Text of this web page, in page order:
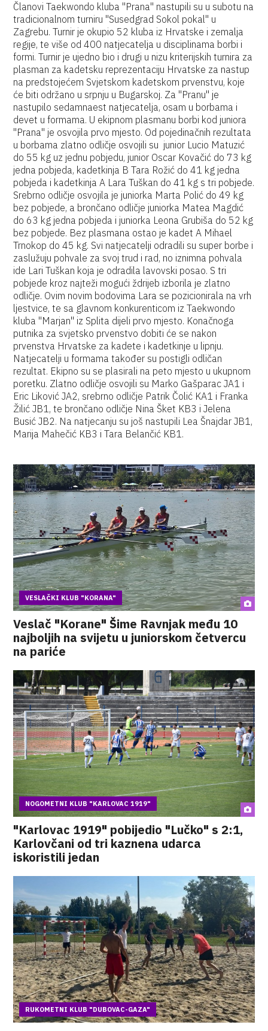
Članovi Taekwondo kluba "Prana" nastupili su u subotu na
tradicionalnom turniru "Susedgrad Sokol pokal" u
Zagrebu. Turnir je okupio 52 kluba iz Hrvatske i zemalja
regije, te više od 400 natjecatelja u disciplinama borbi i
formi. Turnir je ujedno bio i drugi u nizu kriterijskih turnira za
plasman za kadetsku reprezentaciju Hrvatske za nastup
na predstojećem Svjetskom kadetskom prvenstvu, koje
će biti održano u srpnju u Bugarskoj. Za "Pranu" je
nastupilo sedamnaest natjecatelja, osam u borbama i
devet u formama. U ekipnom plasmanu borbi kod juniora
"Prana" je osvojila prvo mjesto. Od pojedinačnih rezultata
u borbama zlatno odličje osvojili su junior Lucio Matuzić
do 55 kg uz jednu pobjedu, junior Oscar Kovačić do 73 kg
jedna pobjeda, kadetkinja B Tara Rožić do 41 kg jedna
pobjeda i kadetkinja A Lara Tuškan do 41 kg s tri pobjede.
Srebrno odličje osvojila je juniorka Marta Polić do 49 kg
bez pobjede, a brončano odličje juniorka Matea Magdić
do 63 kg jedna pobjeda i juniorka Leona Grubiša do 52 kg
bez pobjede. Bez plasmana ostao je kadet A Mihael
Trnokop do 45 kg. Svi natjecatelji odradili su super borbe i
zaslužuju pohvale za svoj trud i rad, no iznimna pohvala
ide Lari Tuškan koja je odradila lavovski posao. S tri
pobjede kroz najteži mogući ždrijeb izborila je zlatno
odličje. Ovim novim bodovima Lara se pozicionirala na vrh
ljestvice, te sa glavnom konkurenticom iz Taekwondo
kluba "Marjan" iz Splita dijeli prvo mjesto. Konačnoga
putnika za svjetsko prvenstvo dobiti će se nakon
prvenstva Hrvatske za kadete i kadetkinje u lipnju.
Natjecatelji u formama također su postigli odličan
rezultat. Ekipno su se plasirali na peto mjesto u ukupnom
poretku. Zlatno odličje osvojili su Marko Gašparac JA1 i
Eric Liković JA2, srebrno odličje Patrik Čolić KA1 i Franka
Žilić JB1, te brončano odličje Nina Šket KB3 i Jelena
Busić JB2. Na natjecanju su još nastupili Lea Šnajdar JB1,
Marija Mahečić KB3 i Tara Belančić KB1.
VESLAČKI KLUB "KORANA"
Veslač "Korane" Šime Ravnjak među 10
najboljih na svijetu u juniorskom četvercu
na pariće
NOGOMETNI KLUB "KARLOVAC 1919"
"Karlovac 1919" pobijedio "Lučko" s 2:1,
Karlovčani od tri kaznena udarca
iskoristili jedan
RUKOMETNI KLUB "DUBOVAC-GAZA"